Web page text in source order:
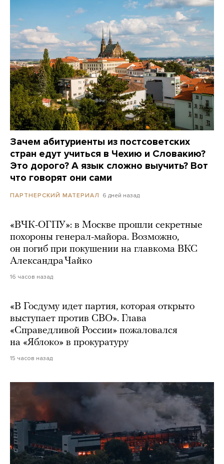
Зачем абитуриенты из постсоветских
стран едут учиться в Чехию и Словакию?
Это дорого? А язык сложно выучить? Вот
что говорят они сами
ПАРТНЕРСКИЙ МАТЕРИАЛ 6 дней назад
«ВЧК-ОГПУ»: в Москве прошли секретные
похороны генерал-майора. Возможно,
он погиб при покушении на главкома ВКС
Александра Чайко
16 часов назад
«В Госдуму идет партия, которая открыто
выступает против СВО». Глава
«Справедливой России» пожаловался
на «Яблоко» в прокуратуру
15 часов назад